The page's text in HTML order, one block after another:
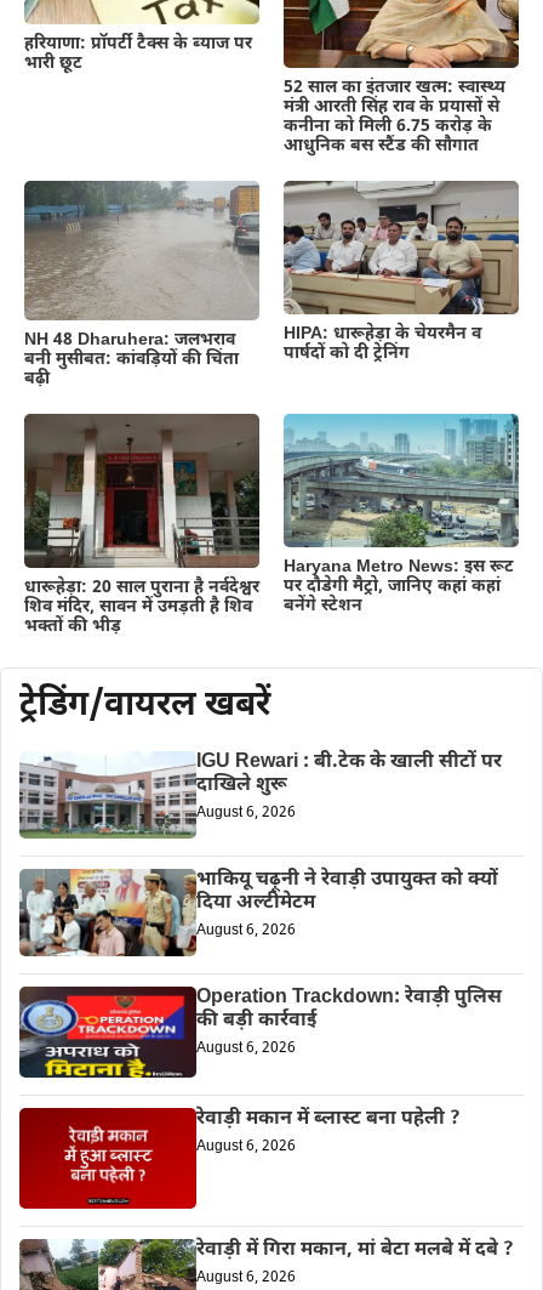
हरियाणा: प्रॉपर्टी टैक्स के ब्याज पर
भारी छूट
52 साल का इंतजार खत्म: स्वास्थ्य
मंत्री आरती सिंह राव के प्रयासों से
कनीना को मिली 6.75 करोड़ के
आधुनिक बस स्टैंड की सौगात
NH 48 Dharuhera: जलभराव
बनी मुसीबत: कांवड़ियों की चिंता
बढ़ी
HIPA: धारूहेड़ा के चेयरमैन व
पार्षदों को दी ट्रेनिंग
धारूहेड़ा: 20 साल पुराना है नर्वदेश्वर
शिव मंदिर, सावन में उमड़ती है शिव
भक्तों की भीड़
Haryana Metro News: इस रूट
पर दौडेगी मैट्रो, जानिए कहां कहां
बनेंगे स्टेशन
ट्रेडिंग/वायरल खबरें
IGU Rewari : बी.टेक के खाली सीटों पर
दाखिले शुरू
August 6, 2026
भाकियू चढ़ूनी ने रेवाड़ी उपायुक्त को क्यों
दिया अल्टीमेटम
August 6, 2026
Operation Trackdown: रेवाड़ी पुलिस
की बड़ी कार्रवाई
August 6, 2026
रेवाड़ी मकान में ब्लास्ट बना पहेली ?
August 6, 2026
रेवाड़ी में गिरा मकान, मां बेटा मलबे में दबे ?
August 6, 2026